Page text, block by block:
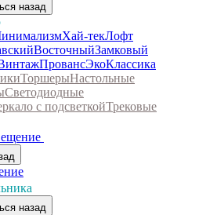
назад
Хай-текЛофт
ВосточныйЗамковый
ПровансЭкоКлассика
ТоршерыНастольные
Светодиодные
с подсветкойТрековые
назад